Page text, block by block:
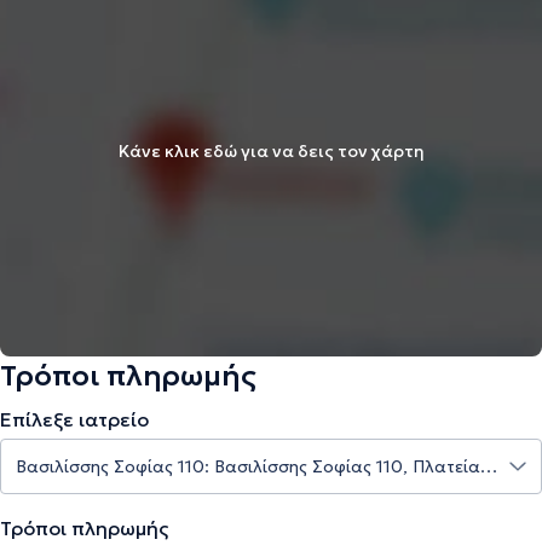
Κάνε κλικ εδώ για να δεις τον χάρτη
Τρόποι πληρωμής
Επίλεξε ιατρείο
Τρόποι πληρωμής